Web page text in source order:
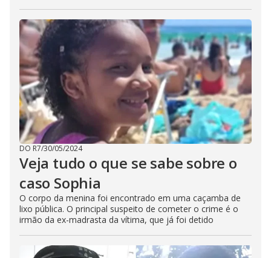
DO R7/30/05/2024
Veja tudo o que se sabe sobre o
caso Sophia
O corpo da menina foi encontrado em uma caçamba de
lixo pública. O principal suspeito de cometer o crime é o
irmão da ex-madrasta da vítima, que já foi detido